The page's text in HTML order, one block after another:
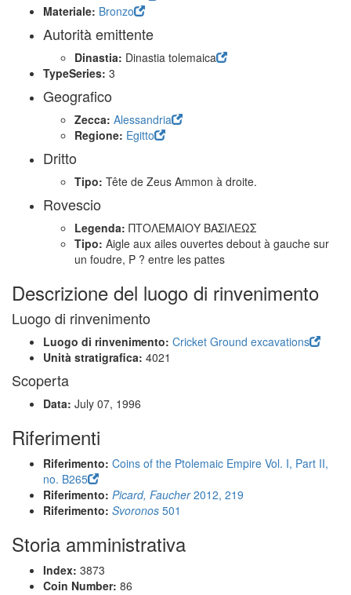
Materiale: Bronzo
Autorità emittente
Dinastia: Dinastia tolemaica
TypeSeries: 3
Geografico
Zecca: Alessandria
Regione: Egitto
Dritto
Tipo: Tête de Zeus Ammon à droite.
Rovescio
Legenda: ΠΤΟΛΕΜΑΙΟΥ ΒΑΣΙΛΕΩΣ
Tipo: Aigle aux ailes ouvertes debout à gauche sur
un foudre, P ? entre les pattes
Descrizione del luogo di rinvenimento
Luogo di rinvenimento
Luogo di rinvenimento: Cricket Ground excavations
Unità stratigrafica: 4021
Scoperta
Data: July 07, 1996
Riferimenti
Riferimento: Coins of the Ptolemaic Empire Vol. I, Part II,
no. B265
Riferimento: Picard, Faucher2012, 219
Riferimento: Svoronos 501
Storia amministrativa
Index: 3873
Coin Number: 86